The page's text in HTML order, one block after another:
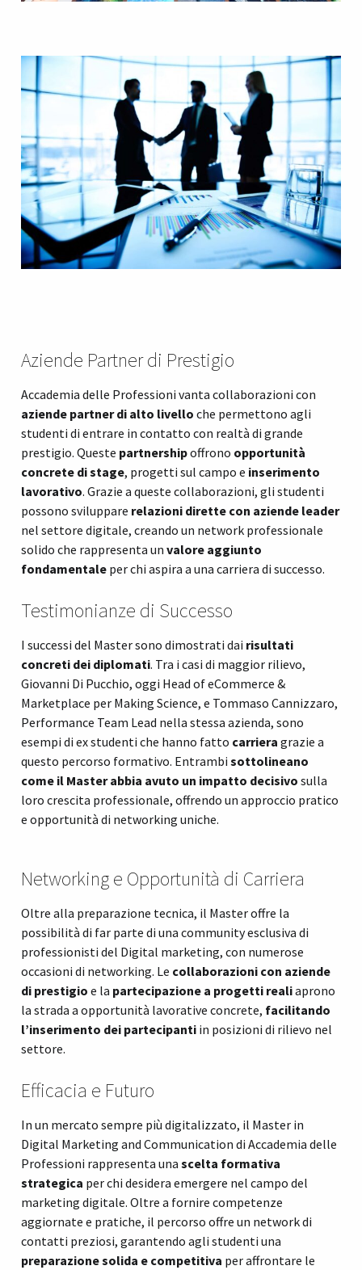
Aziende Partner di Prestigio
Accademia delle Professioni vanta collaborazioni con
aziende partner di alto livello che permettono agli
studenti di entrare in contatto con realtà di grande
prestigio. Queste partnershipoffrono opportunità
concrete di stage, progetti sul campo e inserimento
lavorativo. Grazie a queste collaborazioni, gli studenti
possono sviluppare relazioni dirette con aziende leader
nel settore digitale, creando un network professionale
solido che rappresenta un valore aggiunto
fondamentale per chi aspira a una carriera di successo.
Testimonianze di Successo
I successi del Master sono dimostrati dai risultati
concreti dei diplomati. Tra i casi di maggior rilievo,
Giovanni Di Pucchio, oggi Head of eCommerce &
Marketplace per Making Science, e Tommaso Cannizzaro,
Performance Team Lead nella stessa azienda, sono
esempi di ex studenti che hanno fatto carriera grazie a
questo percorso formativo. Entrambi sottolineano
come il Master abbia avuto un impatto decisivo sulla
loro crescita professionale, offrendo un approccio pratico
e opportunità di networking uniche.
Networking e Opportunità di Carriera
Oltre alla preparazione tecnica, il Master offre la
possibilità di far parte di una community esclusiva di
professionisti del Digital marketing, con numerose
occasioni di networking. Le collaborazioni con aziende
di prestigio e la partecipazione a progetti realiaprono
la strada a opportunità lavorative concrete, facilitando
l’inserimento dei partecipanti in posizioni di rilievo nel
settore.
Efficacia e Futuro
In un mercato sempre più digitalizzato, il Master in
Digital Marketing and Communication di Accademia delle
Professioni rappresenta una scelta formativa
strategica per chi desidera emergere nel campo del
marketing digitale. Oltre a fornire competenze
aggiornate e pratiche, il percorso offre un network di
contatti preziosi, garantendo agli studenti una
preparazione solida e competitiva per affrontare le